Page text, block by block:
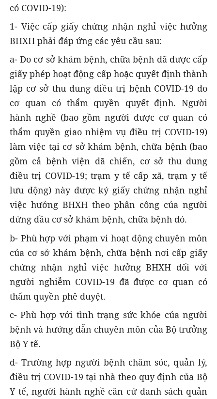
có COVID-19):
1- Việc cấp giấy chứng nhận nghỉ việc hưởng
BHXH phải đáp ứng các yêu cầu sau:
a- Do cơ sở khám bệnh, chữa bệnh đã được cấp
giấy phép hoạt động cấp hoặc quyết định thành
lập cơ sở thu dung điều trị bệnh COVID-19 do
cơ quan có thẩm quyền quyết định. Người
hành nghề (bao gồm người được cơ quan có
thẩm quyền giao nhiệm vụ điều trị COVID-19)
làm việc tại cơ sở khám bệnh, chữa bệnh (bao
gồm cả bệnh viện dã chiến, cơ sở thu dung
điều trị COVID-19; trạm y tế cấp xã, trạm y tế
lưu động) này được ký giấy chứng nhận nghỉ
việc hưởng BHXH theo phân công của người
đứng đầu cơ sở khám bệnh, chữa bệnh đó.
b- Phù hợp với phạm vi hoạt động chuyên môn
của cơ sở khám bệnh, chữa bệnh nơi cấp giấy
chứng nhận nghỉ việc hưởng BHXH đối với
người nghiễm COVID-19 đã được cơ quan có
thẩm quyền phê duyệt.
c- Phù hợp với tình trạng sức khỏe của người
bệnh và hướng dẫn chuyên môn của Bộ trưởng
Bộ Y tế.
d- Trường hợp người bệnh chăm sóc, quản lý,
điều trị COVID-19 tại nhà theo quy định của Bộ
Y tế, người hành nghề căn cứ danh sách quản